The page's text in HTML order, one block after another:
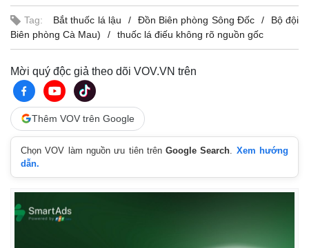
Tag: Bắt thuốc lá lậu Đồn Biên phòng Sông Đốc
Bộ đội
Biên phòng Cà Mau)
thuốc lá điếu không rõ nguồn gốc
Mời quý độc giả theo dõi VOV.VN trên
Thêm VOV trên Google
Chọn VOV làm nguồn ưu tiên trênGoogle Search
Xem hướng
dẫn.